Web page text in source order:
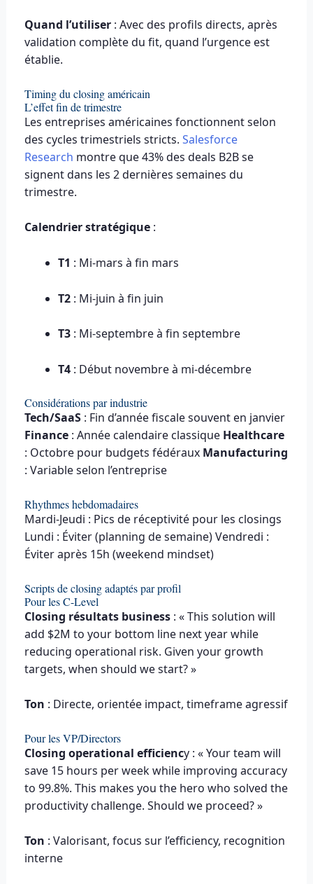
Quand l’utiliser: Avec des profils directs, après
validation complète du fit, quand l’urgence est
établie.
Timing du closing américain
L’effet fin de trimestre
Les entreprises américaines fonctionnent selon
des cycles trimestriels stricts. Salesforce
Research montre que 43% des deals B2B se
signent dans les 2 dernières semaines du
trimestre.
Calendrier stratégique :
T1 : Mi-mars à fin mars
T2 : Mi-juin à fin juin
T3 : Mi-septembre à fin septembre
T4 : Début novembre à mi-décembre
Considérations par industrie
Tech/SaaS: Fin d’année fiscale souvent en janvier
Finance : Année calendaire classique Healthcare
: Octobre pour budgets fédéraux Manufacturing
: Variable selon l’entreprise
Rhythmes hebdomadaires
Mardi-Jeudi : Pics de réceptivité pour les closings
Lundi : Éviter (planning de semaine) Vendredi :
Éviter après 15h (weekend mindset)
Scripts de closing adaptés par profil
Pour les C-Level
Closing résultats business: « This solution will
add $2M to your bottom line next year while
reducing operational risk. Given your growth
targets, when should we start? »
Ton : Directe, orientée impact, timeframe agressif
Pour les VP/Directors
Closing operational efficiency : « Your team will
save 15 hours per week while improving accuracy
to 99.8%. This makes you the hero who solved the
productivity challenge. Should we proceed? »
Ton : Valorisant, focus sur l’efficiency, recognition
interne